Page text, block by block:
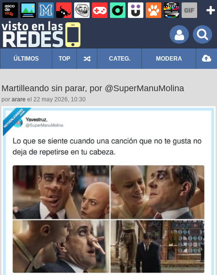
ÚLTIMOS TOP CATEG. MODERA
Martilleando sin parar, por @SuperManuMolina
por arare el 22 may 2026, 10:30